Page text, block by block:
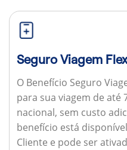
Seguro Viagem Flex
O Benefício Seguro
para sua viagem de
nacional, sem custo
benefício está
Cliente e pode ser